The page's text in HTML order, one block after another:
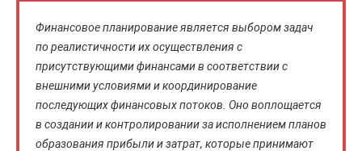
Финансовое планирование является выбором задач
по реалистичности их осуществления с
присутствующими финансами в соответствии с
внешними условиями и координирование
последующих финансовых потоков. Оно воплощается
в создании и контролировании за исполнением планов
образования прибыли и затрат, которые принимают